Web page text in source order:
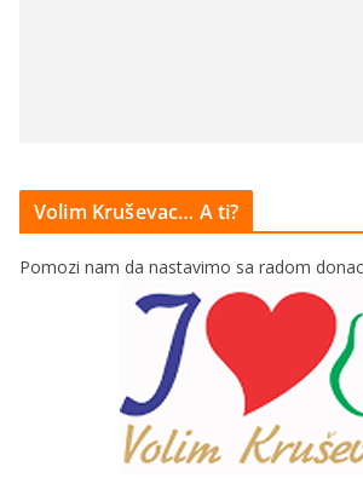
Volim Kruševac… A ti?
Pomozi nam da nastavimo sa radom